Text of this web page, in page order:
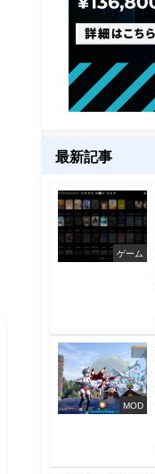
最新記事
ゲーム
MOD